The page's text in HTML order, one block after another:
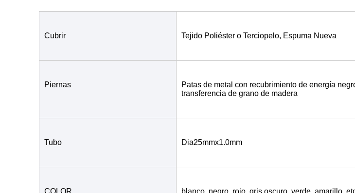
Cubrir Tejido Poliéster o Terciopelo, Espuma Nueva
Piernas
Patas de metal con recubrimiento de energía
transferencia de grano de madera
Tubo Dia25mmx1.0mm
COLOR blanco, negro, rojo, gris oscuro, verde, amarillo,